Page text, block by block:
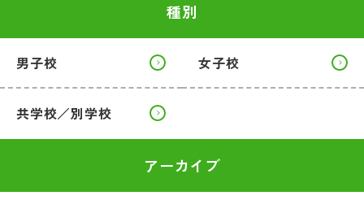
種別
男子校 女子校
共学校／別学校
アーカイブ